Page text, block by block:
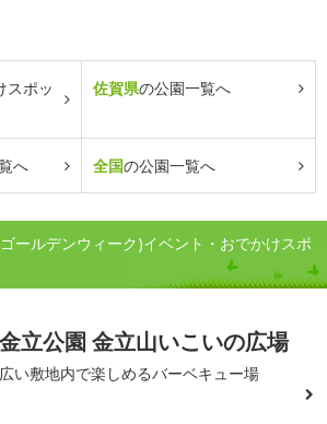
スポッ
佐賀県の公園一覧へ
へ 全国の公園一覧へ
ールデンウィーク)イベント・おでかけスポ
金立公園 金立山いこいの広場
広い敷地内で楽しめるバーベキュー場